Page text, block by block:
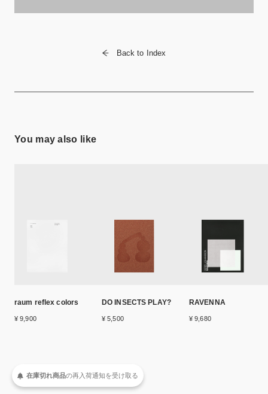
Back to Index
You may also like
raum reflex colors
¥ 9,900
DO INSECTS PLAY?
¥ 5,500
RAVENNA
¥ 9,680
在庫切れ商品の再入荷通知を受け取る